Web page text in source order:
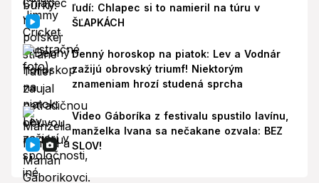
ľudí: Chlapec si to namieril na túru v
ŠĽAPKÁCH
Denný horoskop na piatok: Lev a Vodnár
zažijú obrovský triumf! Niektorým
znameniam hrozí studená sprcha
Video Gáboríka z festivalu spustilo lavínu,
manželka Ivana sa nečakane ozvala: BEZ
SLOV!